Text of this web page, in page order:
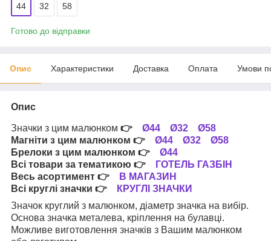
44 32 58
Готово до відправки
Опис Характеристики Доставка Оплата Умови
Опис
Значки з цим малюнком 👉 Ø44 Ø32
Ø58
Магніти з цим малюнком 👉 Ø44 Ø32
Ø58
Брелоки з цим малюнком 👉 Ø44
Всі товари за тематикою 👉
ГОТЕЛЬ ГАЗБІН
Весь асортимент 👉
В МАГАЗИН
Всі круглі значки 👉
КРУГЛІ ЗНАЧКИ
Значок круглий з малюнком, діаметр значка на вибір.
Основа значка металева, кріплення на булавці.
Можливе виготовлення значків з Вашим малюнком